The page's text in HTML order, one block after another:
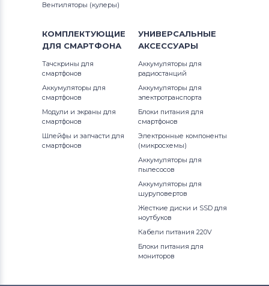
Вентиляторы (кулеры)
КОМПЛЕКТУЮЩИЕ
ДЛЯ СМАРТФОНА
Тачскрины для
смартфонов
Аккумуляторы для
смартфонов
Модули и экраны для
смартфонов
Шлейфы и запчасти для
смартфонов
УНИВЕРСАЛЬНЫЕ
АКСЕССУАРЫ
Аккумуляторы для
радиостанций
Аккумуляторы для
электротранспорта
Блоки питания для
смартфонов
Электронные компоненты
(микросхемы)
Аккумуляторы для
пылесосов
Аккумуляторы для
шуруповертов
Жесткие диски и SSD для
ноутбуков
Кабели питания 220V
Блоки питания для
мониторов